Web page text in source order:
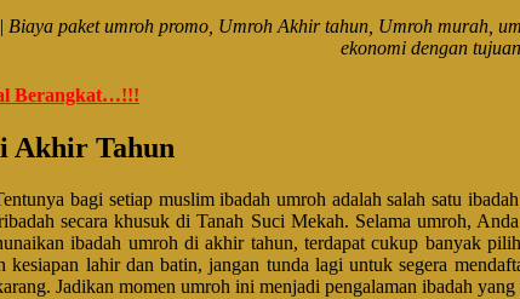
Biaya paket umroh promo, Umroh Akhir tahun, Umroh murah,
ekonomi dengan
Berangkat…!!!
Akhir Tahun
bagi setiap muslim ibadah umroh adalah salah satu
secara khusuk di Tanah Suci Mekah. Selama umroh,
ibadah umroh di akhir tahun, terdapat cukup banyak
kesiapan lahir dan batin, jangan tunda lagi untuk segera
Jadikan momen umroh ini menjadi pengalaman ibadah yang